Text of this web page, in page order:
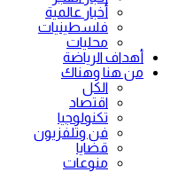
أخبار عالمية
فلسطينيات
محليات
أهداف الرياضة
من هنا وهناك
الكل
اقتصاد
تكنولوجيا
فن وتلفزيون
قضايا
منوعات